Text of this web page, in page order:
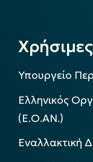
Υπουργείο
Ελληνικός
(Ε.Ο.ΑΝ.)
Εναλλακτική